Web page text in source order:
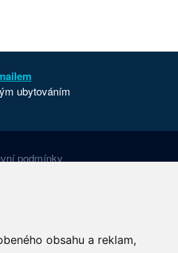
obsahu a reklam,
ubytováním
podmínky